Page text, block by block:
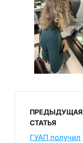
ПРЕДЫДУЩАЯ
СТАТЬЯ
ГУАП получил